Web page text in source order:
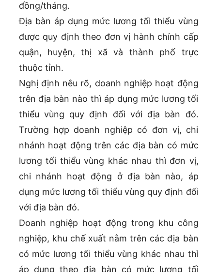
đồng/tháng.
Địa bàn áp dụng mức lương tối thiểu vùng
được quy định theo đơn vị hành chính cấp
quận, huyện, thị xã và thành phố trực
thuộc tỉnh.
Nghị định nêu rõ, doanh nghiệp hoạt động
trên địa bàn nào thì áp dụng mức lương tối
thiểu vùng quy định đối với địa bàn đó.
Trường hợp doanh nghiệp có đơn vị, chi
nhánh hoạt động trên các địa bàn có mức
lương tối thiểu vùng khác nhau thì đơn vị,
chi nhánh hoạt động ở địa bàn nào, áp
dụng mức lương tối thiểu vùng quy định đối
với địa bàn đó.
Doanh nghiệp hoạt động trong khu công
nghiệp, khu chế xuất nằm trên các địa bàn
có mức lương tối thiểu vùng khác nhau thì
áp dụng theo địa bàn có mức lương tối